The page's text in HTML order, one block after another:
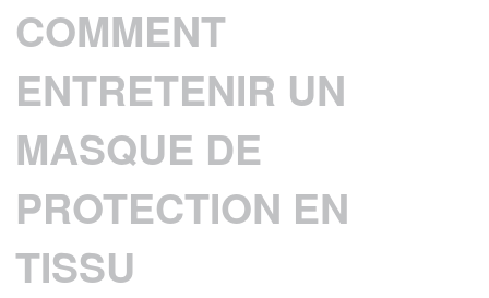
COMMENT
ENTRETENIR UN
MASQUE DE
PROTECTION EN
TISSU